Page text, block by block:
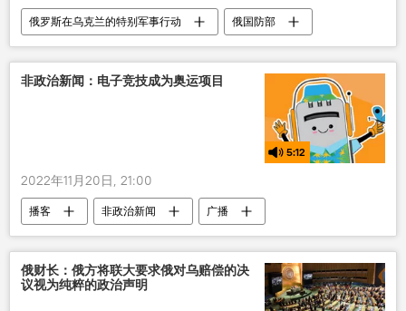
俄罗斯在乌克兰的特别军事行动
俄国防部
乌克兰
美国 摧毁
非政治新闻：电子竞技成为奥运项目
5:12
2022年11月20日, 21:00
播客 非政治新闻 广播
俄财长：俄方将联大要求俄对乌赔偿的决
议视为纯粹的政治声明